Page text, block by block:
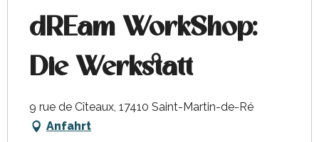
dREam WorkShop:
Die Werkstatt
9 rue de Cîteaux, 17410 Saint-Martin-de-Ré
Anfahrt